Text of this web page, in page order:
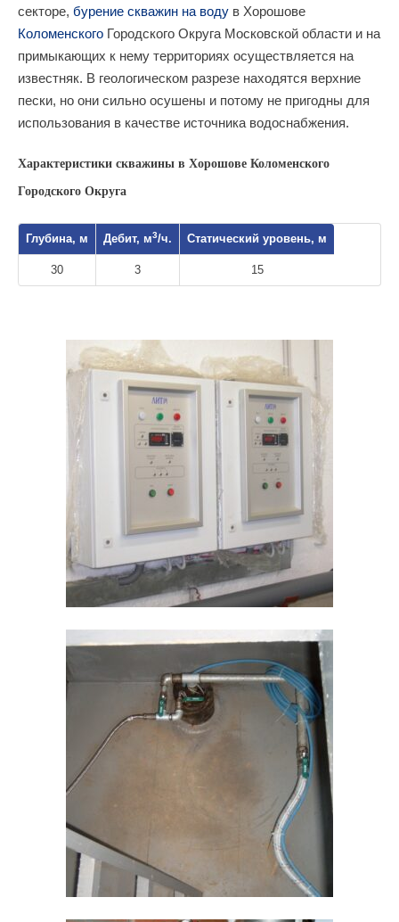
секторе, бурение скважин на воду в Хорошове
Коломенского Городского Округа Московской области и на
примыкающих к нему территориях осуществляется на
известняк. В геологическом разрезе находятся верхние
пески, но они сильно осушены и потому не пригодны для
использования в качестве источника водоснабжения.
Характеристики скважины в Хорошове Коломенского
Городского Округа
Глубина, м Дебит, м3/ч. Статический уровень, м
30 3 15